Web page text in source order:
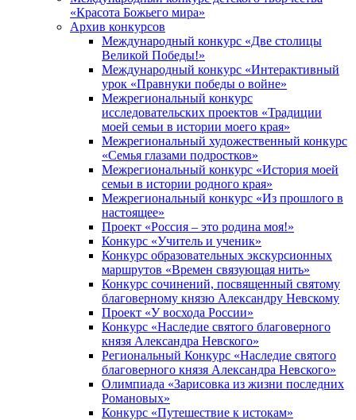
«Красота Божьего мира»
Архив конкурсов
Международный конкурс «Две столицы
Великой Победы!»
Международный конкурс «Интерактивный
урок «Правнуки победы о войне»
Межрегиональный конкурс
исследовательских проектов «Традиции
моей семьи в истории моего края»
Межрегиональный художественный конкурс
«Семья глазами подростков»
Межрегиональный конкурс «История моей
семьи в истории родного края»
Межрегиональный конкурс «Из прошлого в
настоящее»
Проект «Россия – это родина моя!»
Конкурс «Учитель и ученик»
Конкурс образовательных экскурсионных
маршрутов «Времен связующая нить»
Конкурс сочинений, посвященный святому
благоверному князю Александру Невскому
Проект «У восхода России»
Конкурс «Наследие святого благоверного
князя Александра Невского»
Региональный Конкурс «Наследие святого
благоверного князя Александра Невского»
Олимпиада «Зарисовка из жизни последних
Романовых»
Конкурс «Путешествие к истокам»